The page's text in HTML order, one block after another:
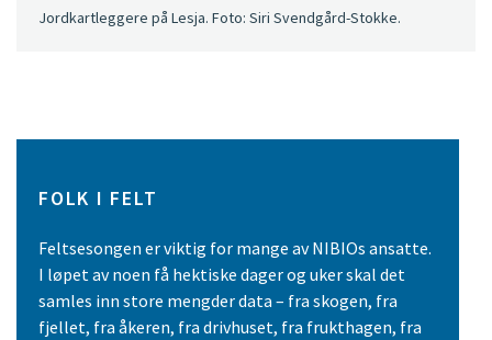
Jordkartleggere på Lesja. Foto: Siri Svendgård-Stokke.
FOLK I FELT
Feltsesongen er viktig for mange av NIBIOs ansatte.
I løpet av noen få hektiske dager og uker skal det
samles inn store mengder data – fra skogen, fra
fjellet, fra åkeren, fra drivhuset, fra frukthagen, fra